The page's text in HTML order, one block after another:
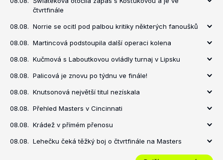
čtvrtfinále
08.08. Norrie se ocitl pod palbou kritiky některých fanoušků
08.08. Martincová podstoupila další operaci kolena
08.08. Kučmová s Laboutkovou ovládly turnaj v Lipsku
08.08. Palicová je znovu po týdnu ve finále!
08.08. Knutsonová největší titul nezískala
08.08. Přehled Masters v Cincinnati
08.08. Krádež v přímém přenosu
08.08. Lehečku čeká těžký boj o čtvrtfinále na Masters